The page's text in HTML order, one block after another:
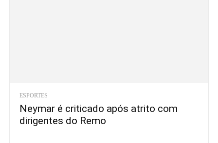
ESPORTES
Neymar é criticado após atrito com
dirigentes do Remo